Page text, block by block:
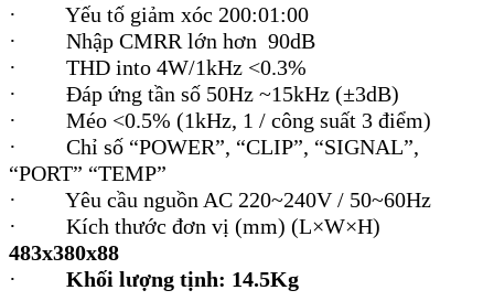
· Yếu tố giảm xóc 200:01:00
· Nhập CMRR lớn hơn 90dB
· THD into 4W/1kHz <0.3%
· Đáp ứng tần số 50Hz ~15kHz (±3dB)
· Méo <0.5% (1kHz, 1 / công suất 3 điểm)
· Chỉ số “POWER”, “CLIP”, “SIGNAL”,
“PORT” “TEMP”
· Yêu cầu nguồn AC 220~240V / 50~60Hz
· Kích thước đơn vị (mm) (L×W×H)
483x380x88
· Khối lượng tịnh: 14.5Kg